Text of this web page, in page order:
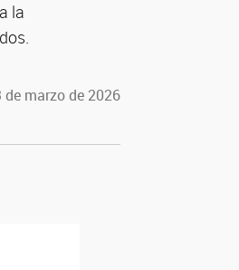
la
marzo de 2026